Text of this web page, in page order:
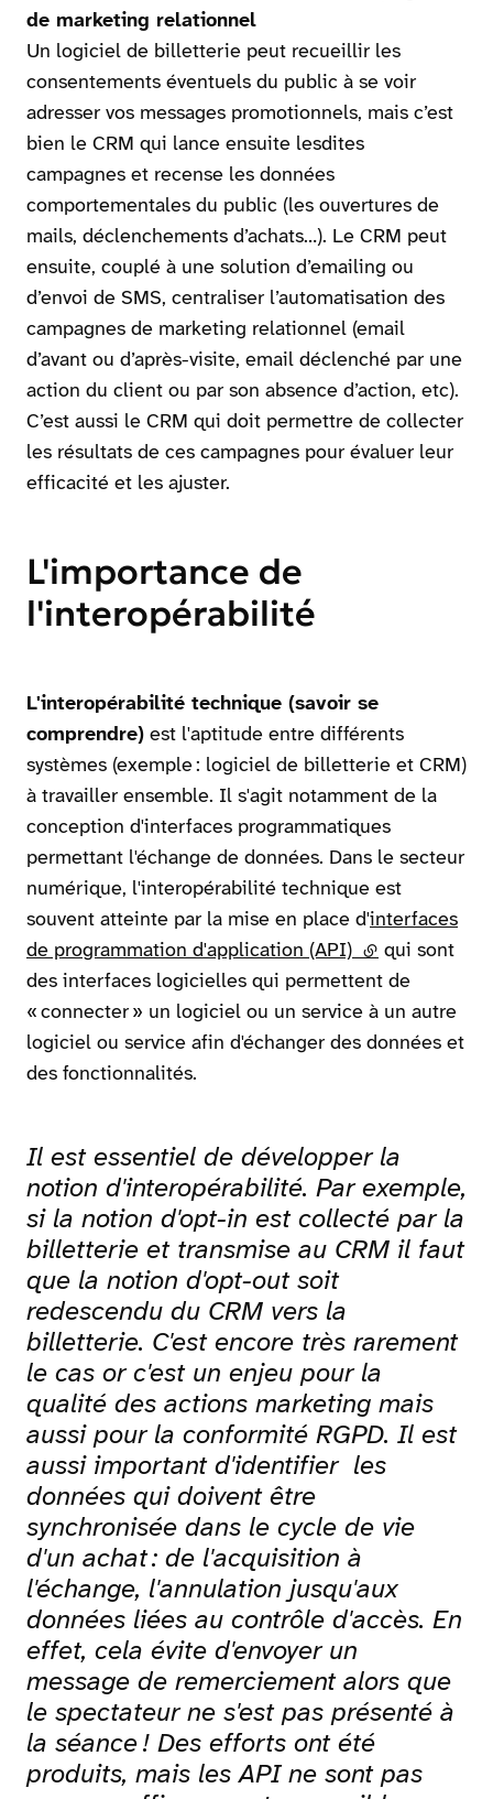
de marketing relationnel
Un logiciel de billetterie peut recueillir les
consentements éventuels du public à se voir
adresser vos messages promotionnels, mais c’est
bien le CRM qui lance ensuite lesdites
campagnes et recense les données
comportementales du public (les ouvertures de
mails, déclenchements d’achats…). Le CRM peut
ensuite, couplé à une solution d’emailing ou
d’envoi de SMS, centraliser l’automatisation des
campagnes de marketing relationnel (email
d’avant ou d’après-visite, email déclenché par une
action du client ou par son absence d’action, etc).
C’est aussi le CRM qui doit permettre de collecter
les résultats de ces campagnes pour évaluer leur
efficacité et les ajuster.
L'importance de
l'interopérabilité
L'interopérabilité technique (savoir se
comprendre) est l'aptitude entre différents
systèmes (exemple : logiciel de billetterie et CRM)
à travailler ensemble. Il s'agit notamment de la
conception d'interfaces programmatiques
permettant l'échange de données. Dans le secteur
numérique, l'interopérabilité technique est
souvent atteinte par la mise en place d'interfaces
de programmation d'application (API) (lien externe)
qui sont
des interfaces logicielles qui permettent de
« connecter » un logiciel ou un service à un autre
logiciel ou service afin d'échanger des données et
des fonctionnalités.
Carrousel 0
Il est essentiel de développer la
notion d'interopérabilité. Par exemple,
si la notion d'opt-in est collecté par la
billetterie et transmise au CRM il faut
que la notion d'opt-out soit
redescendu du CRM vers la
billetterie. C'est encore très rarement
le cas or c'est un enjeu pour la
qualité des actions marketing mais
aussi pour la conformité RGPD. Il est
aussi important d'identifier les
données qui doivent être
synchronisée dans le cycle de vie
d'un achat : de l'acquisition à
l'échange, l'annulation jusqu'aux
données liées au contrôle d'accès. En
effet, cela évite d'envoyer un
message de remerciement alors que
le spectateur ne s'est pas présenté à
la séance ! Des efforts ont été
produits, mais les API ne sont pas